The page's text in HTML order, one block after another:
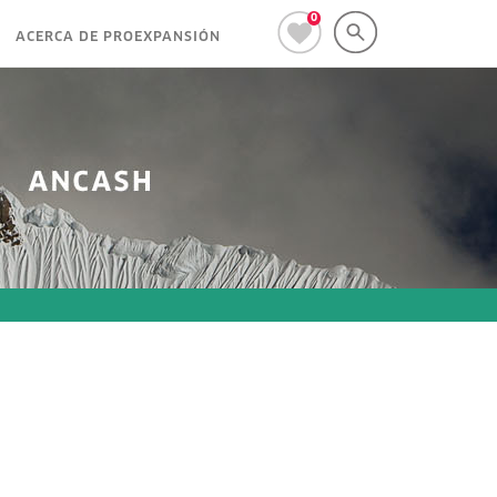
0
ACERCA DE PROEXPANSIÓN